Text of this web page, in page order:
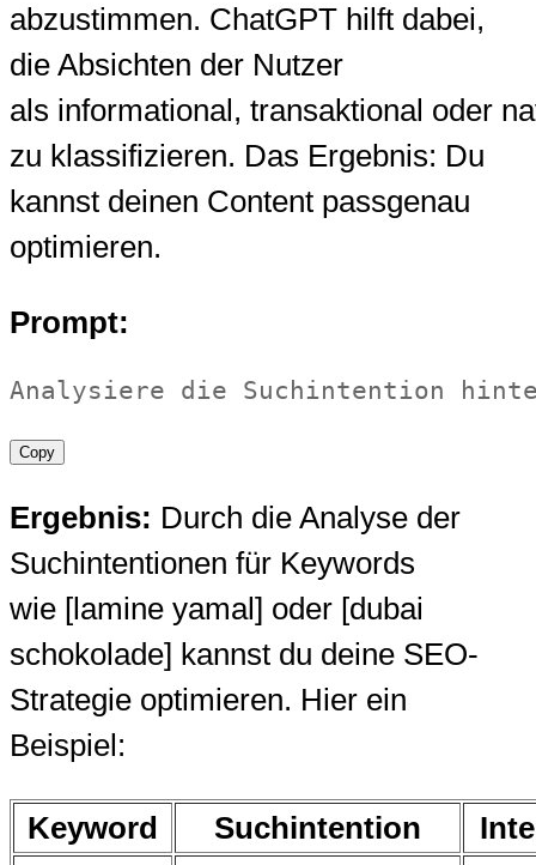
abzustimmen. ChatGPT hilft dabei,
die Absichten der Nutzer
als informational, transaktional oder
zu klassifizieren. Das Ergebnis: Du
kannst deinen Content passgenau
optimieren.
Prompt:
Analysiere die Suchintention
Copy
Ergebnis: Durch die Analyse der
Suchintentionen für Keywords
wie [lamine yamal] oder [dubai
schokolade] kannst du deine SEO-
Strategie optimieren. Hier ein
Beispiel:
Keyword Suchintention